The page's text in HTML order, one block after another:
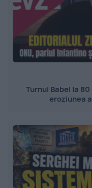
Turnul Babel la
eroziunea